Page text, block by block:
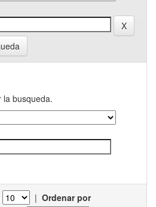
la busqueda.
| Ordenar por